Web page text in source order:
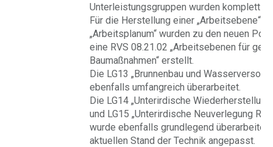
Unterleistungsgruppen wurden komplett
Für die Herstellung einer „Arbeitsebene“
„Arbeitsplanum“ wurden zu den neuen
eine RVS 08.21.02 „Arbeitsebenen für
Baumaßnahmen“ erstellt.
Die LG13 „Brunnenbau und
ebenfalls umfangreich überarbeitet.
Die LG14 „Unterirdische Wiederherstellung
und LG15 „Unterirdische Neuverlegung
wurde ebenfalls grundlegend überarbeitet
aktuellen Stand der Technik angepasst.